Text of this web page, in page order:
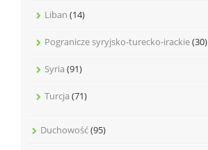
Liban (14)
Pogranicze syryjsko-turecko-irackie(30)
Syria (91)
Turcja (71)
Duchowość(95)